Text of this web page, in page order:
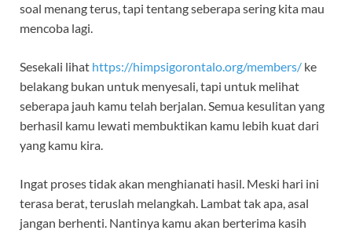
soal menang terus, tapi tentang seberapa sering kita mau
mencoba lagi.
Sesekali lihat https://himpsigorontalo.org/members/ ke
belakang bukan untuk menyesali, tapi untuk melihat
seberapa jauh kamu telah berjalan. Semua kesulitan yang
berhasil kamu lewati membuktikan kamu lebih kuat dari
yang kamu kira.
Ingat proses tidak akan menghianati hasil. Meski hari ini
terasa berat, teruslah melangkah. Lambat tak apa, asal
jangan berhenti. Nantinya kamu akan berterima kasih